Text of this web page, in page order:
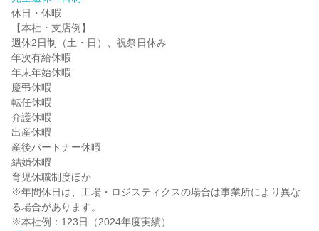
休日・休暇
【本社・支店例】
週休2日制（土・日）、祝祭日休み
年次有給休暇
年末年始休暇
慶弔休暇
転任休暇
介護休暇
出産休暇
産後パートナー休暇
結婚休暇
育児休職制度ほか
※年間休日は、工場・ロジスティクスの場合は事業所により異な
る場合があります。
※本社例：123日（2024年度実績）